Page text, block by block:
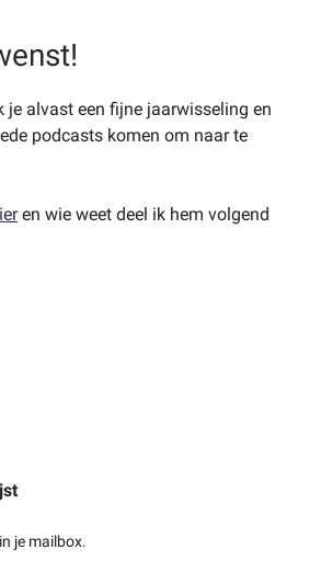
je alvast een fijne jaarwisseling en
podcasts komen om naar te
en wie weet deel ik hem volgend
je mailbox.